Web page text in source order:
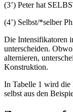
(3’) Peter hat
(4’) Selbst/*selber
Die Intensifikatoren
unterscheiden.
alternieren,
Konstruktion.
In Tabelle 1 wird die
selbst aus den